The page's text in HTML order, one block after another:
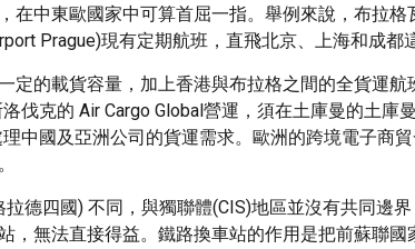
在中東歐國家中可算首屈一指。舉例來說，布拉格
Prague)現有定期航班，直飛北京、上海和成都
定的載貨容量，加上香港與布拉格之間的全貨運航
伐克的 Air Cargo Global營運，須在土庫曼的土庫
中國及亞洲公司的貨運需求。歐洲的跨境電子商
德四國) 不同，與獨聯體(CIS)地區並沒有共同邊
，無法直接得益。鐵路換車站的作用是把前蘇聯國